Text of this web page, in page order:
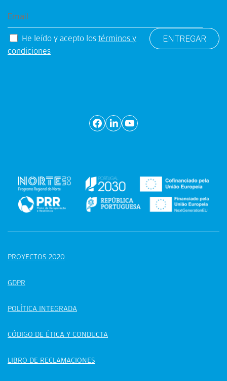
He leído y acepto los términos y
condiciones
PROYECTOS 2020
GDPR
POLÍTICA INTEGRADA
CÓDIGO DE ÉTICA Y CONDUCTA
LIBRO DE RECLAMACIONES